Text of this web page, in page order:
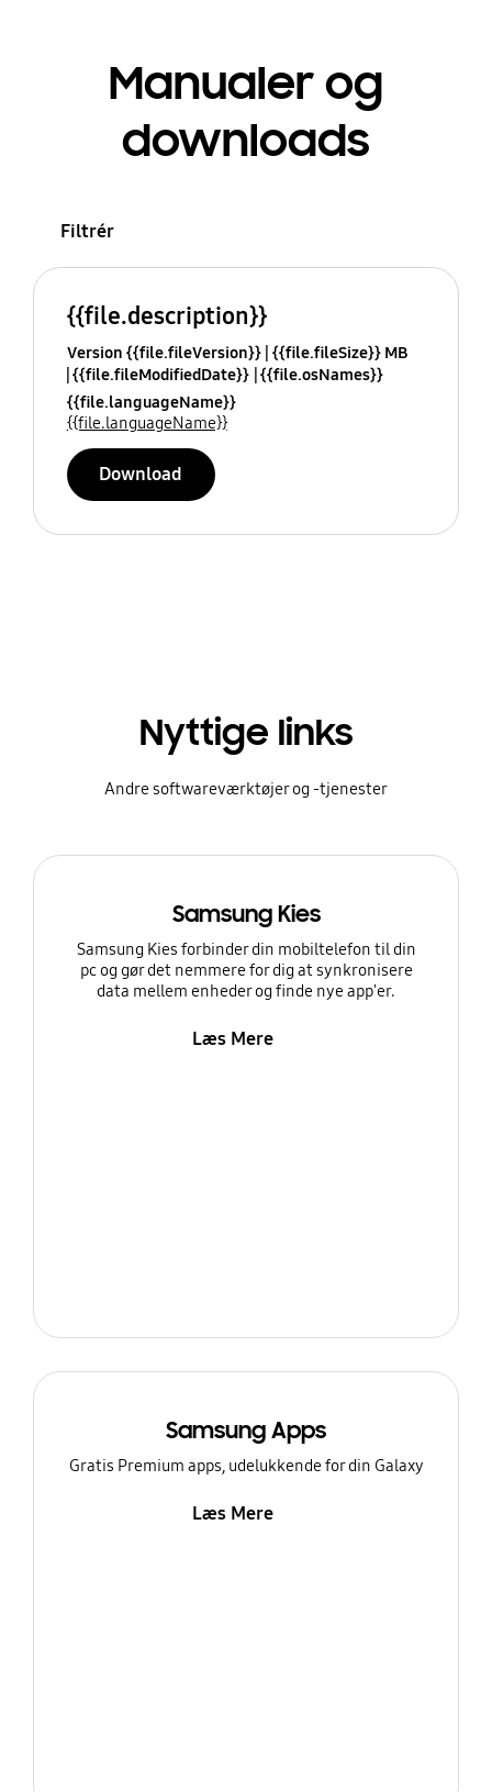
Manualer og
downloads
Filtrér
{{file.description}}
Version {{file.fileVersion}} {{file.fileSize}} MB
{{file.fileModifiedDate}} {{file.osNames}}
{{file.languageName}}
{{file.languageName}}
Download
Nyttige links
Andre softwareværktøjer og -tjenester
Samsung Kies
Samsung Kies forbinder din mobiltelefon til din
pc og gør det nemmere for dig at synkronisere
data mellem enheder og finde nye app'er.
Læs Mere
Samsung Apps
Gratis Premium apps, udelukkende for din Galaxy
Læs Mere